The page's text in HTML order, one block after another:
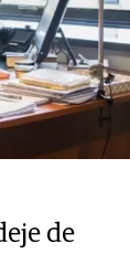
de